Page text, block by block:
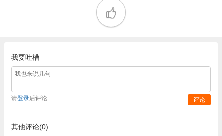
我要吐槽
请登录后评论 评论
其他评论(0)